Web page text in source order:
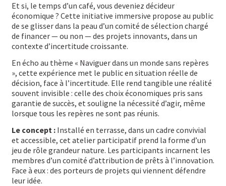
Et si, le temps d’un café, vous deveniez décideur
économique ? Cette initiative immersive propose au public
de se glisser dans la peau d’un comité de sélection chargé
de financer — ou non — des projets innovants, dans un
contexte d’incertitude croissante.
En écho au thème « Naviguer dans un monde sans repères
», cette expérience met le public en situation réelle de
décision, face à l’incertitude. Elle rend tangible une réalité
souvent invisible : celle des choix économiques pris sans
garantie de succès, et souligne la nécessité d’agir, même
lorsque tous les repères ne sont pas réunis.
Le concept :Installé en terrasse, dans un cadre convivial
et accessible, cet atelier participatif prend la forme d’un
jeu de rôle grandeur nature. Les participants incarnent les
membres d’un comité d’attribution de prêts à l’innovation.
Face à eux : des porteurs de projets qui viennent défendre
leur idée.